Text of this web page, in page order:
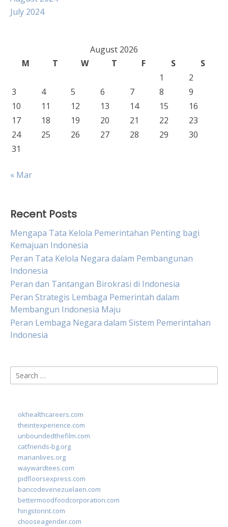
July 2024
August 2026
M
T W T F S
S
1
2
3
4 5 6 7 8
9
10
11 12 13 14 15
16
17
18 19 20 21 22
23
24
25 26 27 28 29
30
31
« Mar
Recent Posts
Mengapa Tata Kelola Pemerintahan Penting bagi
Kemajuan Indonesia
Peran Tata Kelola Negara dalam Pembangunan
Indonesia
Peran dan Tantangan Birokrasi di Indonesia
Peran Strategis Lembaga Pemerintah dalam
Membangun Indonesia Maju
Peran Lembaga Negara dalam Sistem Pemerintahan
Indonesia
Search
for:
okhealthcareers.com
theintexperience.com
unboundedthefilm.com
catfriends-bg.org
marianlives.org
waywardtees.com
pidfloorsexpress.com
bancodevenezuelaen.com
bettermoodfoodcorporation.com
hingstonnt.com
chooseagender.com